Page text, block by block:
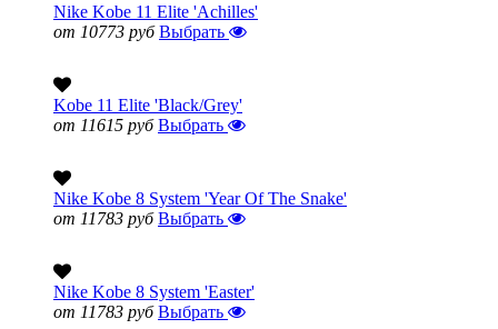
Nike Kobe 11 Elite 'Achilles'
от 10773 руб Выбрать
Kobe 11 Elite 'Black/Grey'
от 11615 руб Выбрать
Nike Kobe 8 System 'Year Of The Snake'
от 11783 руб Выбрать
Nike Kobe 8 System 'Easter'
от 11783 руб Выбрать